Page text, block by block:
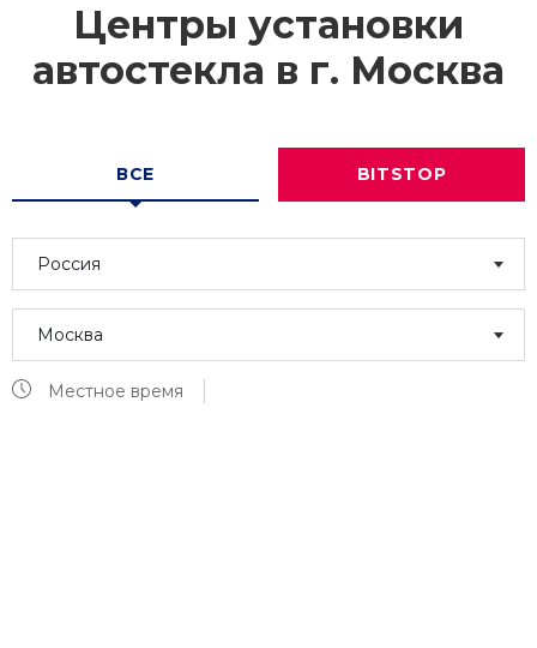
Центры установки
автостекла в г. Москва
ВСЕ BITSTOP
Россия
Москва
Местное время